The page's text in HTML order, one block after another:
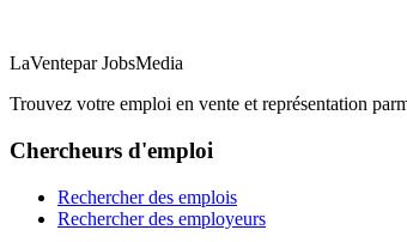
LaVentepar JobsMedia
Trouvez votre emploi en vente et représentation
Chercheurs d'emploi
Rechercher des emplois
Rechercher des employeurs